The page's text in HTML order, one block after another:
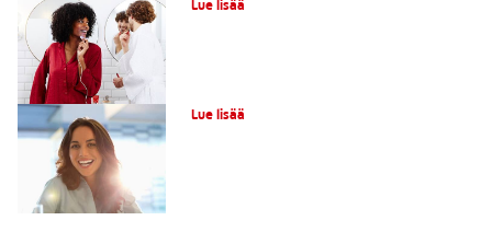
Lue lisää
Lue lisää